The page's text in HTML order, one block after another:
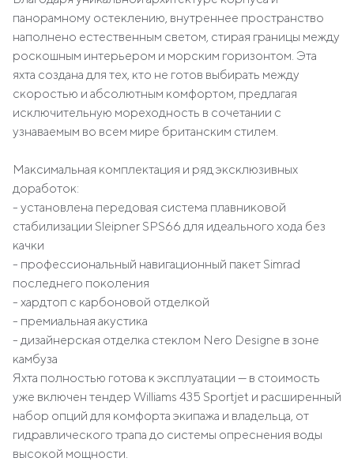
панорамному остеклению, внутреннее пространство
наполнено естественным светом, стирая границы между
роскошным интерьером и морским горизонтом. Эта
яхта создана для тех, кто не готов выбирать между
скоростью и абсолютным комфортом, предлагая
исключительную мореходность в сочетании с
узнаваемым во всем мире британским стилем.
Максимальная комплектация и ряд эксклюзивных
доработок:
- установлена передовая система плавниковой
стабилизации Sleipner SPS66 для идеального хода без
качки
- профессиональный навигационный пакет Simrad
последнего поколения
- хардтоп с карбоновой отделкой
- премиальная акустика
- дизайнерская отделка стеклом Nero Designe в зоне
камбуза
Яхта полностью готова к эксплуатации — в стоимость
уже включен тендер Williams 435 Sportjet и расширенный
набор опций для комфорта экипажа и владельца, от
гидравлического трапа до системы опреснения воды
высокой мощности.